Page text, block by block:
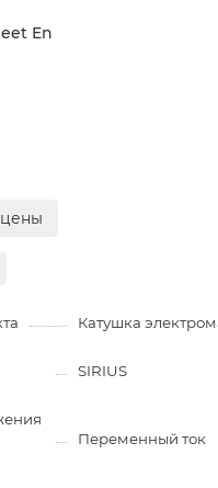
En
Катушка
SIRIUS
Переменный ток